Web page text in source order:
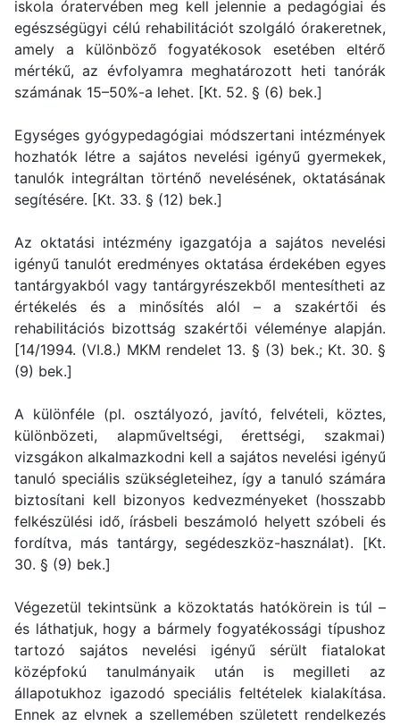
iskola óratervében meg kell jelennie a pedagógiai és
egészségügyi célú rehabilitációt szolgáló órakeretnek,
amely a különböző fogyatékosok esetében eltérő
mértékű, az évfolyamra meghatározott heti tanórák
számának 15–50%-a lehet. [Kt. 52. § (6) bek.]
Egységes gyógypedagógiai módszertani intézmények
hozhatók létre a sajátos nevelési igényű gyermekek,
tanulók integráltan történő nevelésének, oktatásának
segítésére. [Kt. 33. § (12) bek.]
Az oktatási intézmény igazgatója a sajátos nevelési
igényű tanulót eredményes oktatása érdekében egyes
tantárgyakból vagy tantárgyrészekből mentesítheti az
értékelés és a minősítés alól – a szakértői és
rehabilitációs bizottság szakértői véleménye alapján.
[14/1994. (VI.8.) MKM rendelet 13. § (3) bek.; Kt. 30. §
(9) bek.]
A különféle (pl. osztályozó, javító, felvételi, köztes,
különbözeti, alapműveltségi, érettségi, szakmai)
vizsgákon alkalmazkodni kell a sajátos nevelési igényű
tanuló speciális szükségleteihez, így a tanuló számára
biztosítani kell bizonyos kedvezményeket (hosszabb
felkészülési idő, írásbeli beszámoló helyett szóbeli és
fordítva, más tantárgy, segédeszköz-használat). [Kt.
30. § (9) bek.]
Végezetül tekintsünk a közoktatás hatókörein is túl –
és láthatjuk, hogy a bármely fogyatékossági típushoz
tartozó sajátos nevelési igényű sérült fiatalokat
középfokú tanulmányaik után is megilleti az
állapotukhoz igazodó speciális feltételek kialakítása.
Ennek az elvnek a szellemében született rendelkezés